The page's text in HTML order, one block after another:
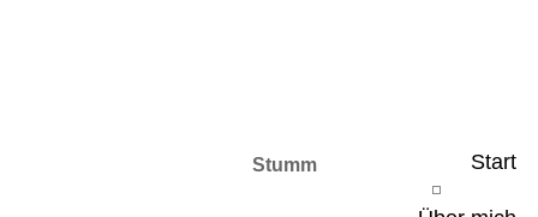
Start
Stumm